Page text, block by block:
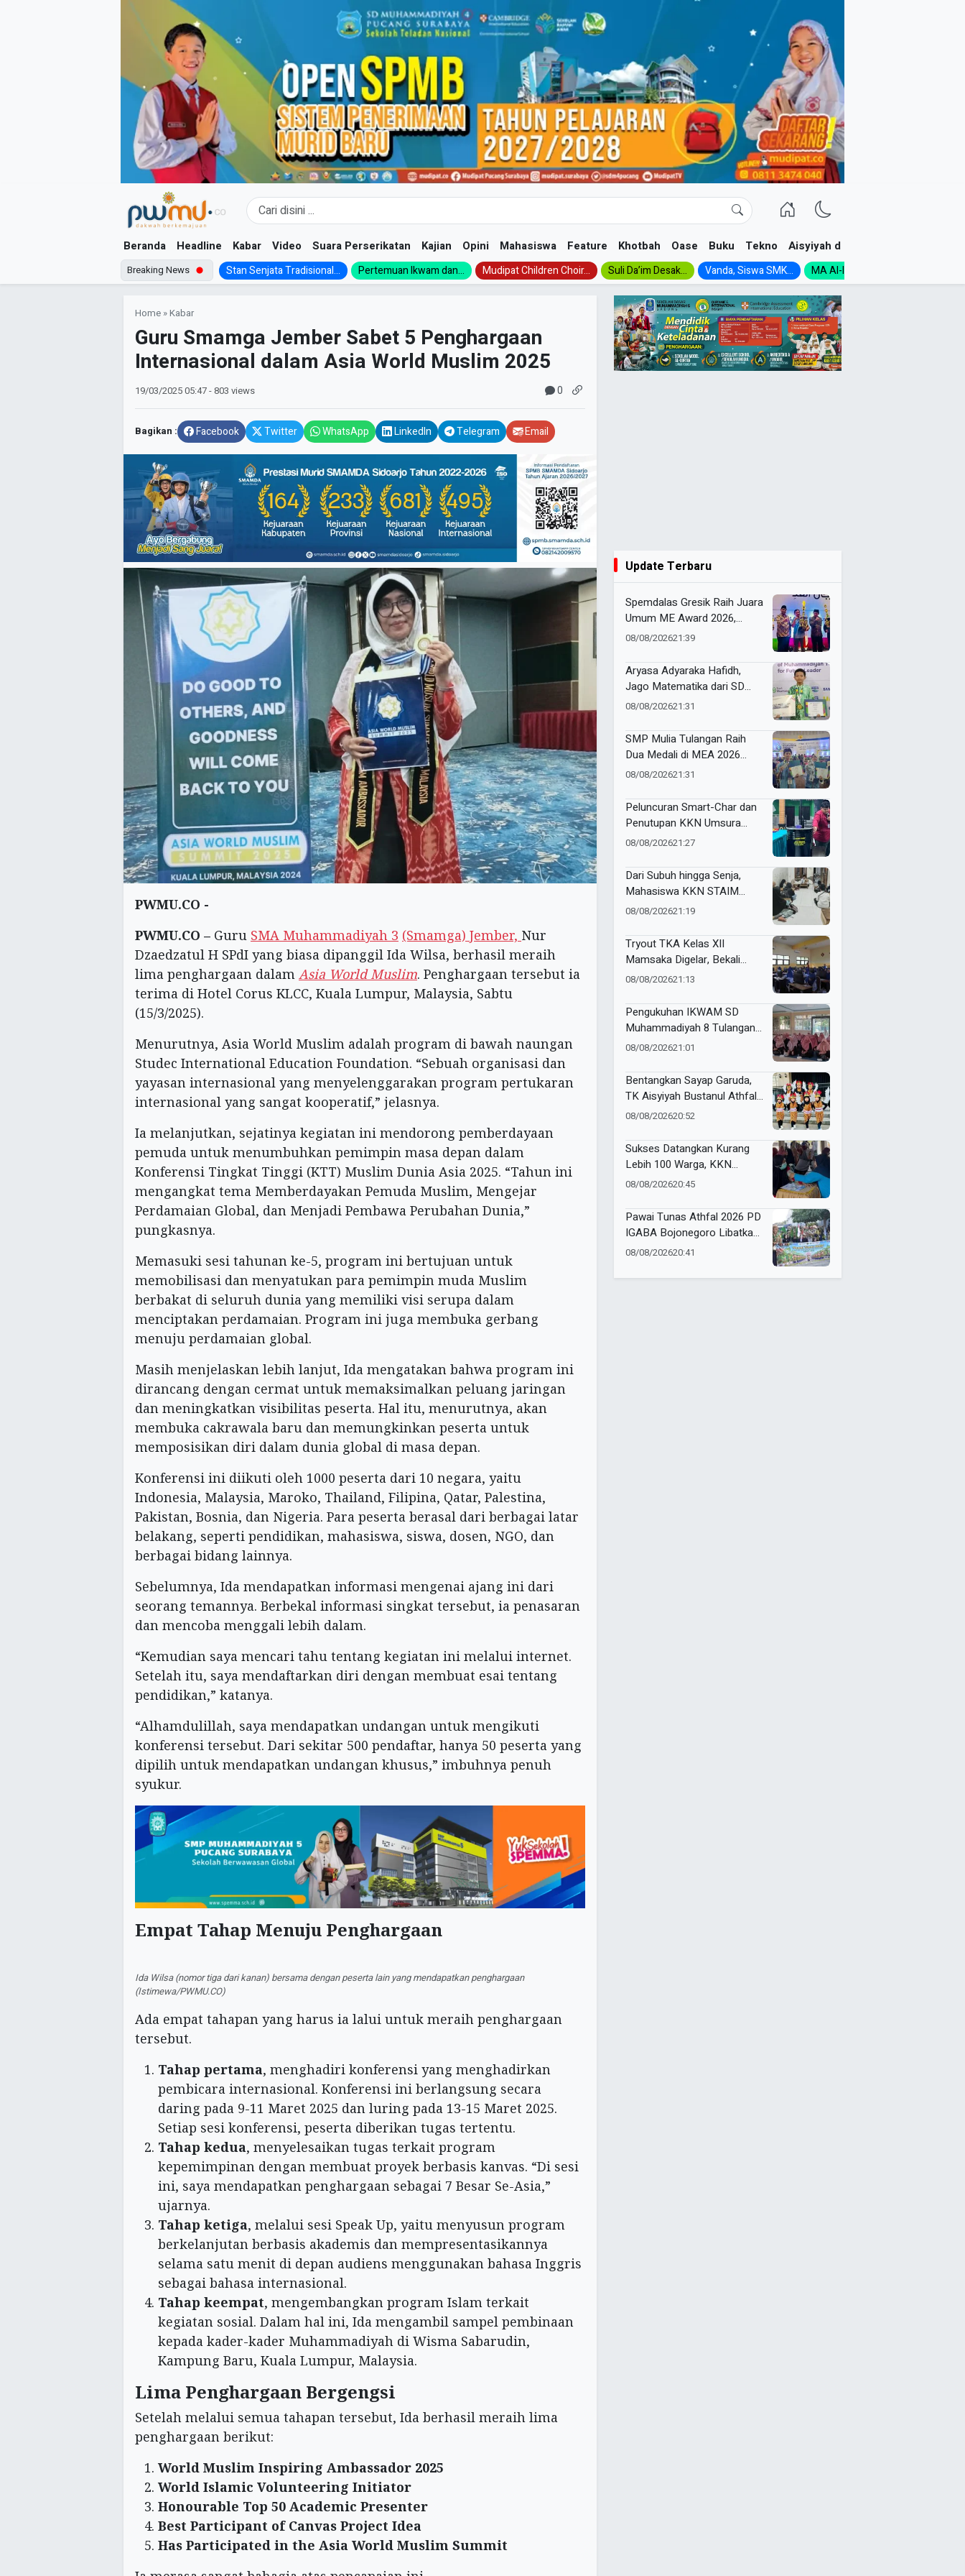
Beranda Headline Kabar Video Suara Perserikatan Kajian Opini Mahasiswa Feature Khotbah Oase Buku Tekno Aisyiyah dan NA
Breaking News Stan Senjata Tradisional... Pertemuan Ikwam dan... Mudipat Children Choir... Suli Da’im Desak... Vanda, Siswa SMK... MA Al-Ishlah Gelar...
Home »Kabar
Guru Smamga Jember Sabet 5 Penghargaan
Internasional dalam Asia World Muslim 2025
19/03/202505:47- 803 views 0
Bagikan : Facebook Twitter WhatsApp LinkedIn Telegram Email
PWMU.CO -
PWMU.CO – Guru SMA Muhammadiyah 3 (Smamga) Jember, Nur
Dzaedzatul H SPdI yang biasa dipanggil Ida Wilsa, berhasil meraih
lima penghargaan dalam Asia World Muslim. Penghargaan tersebut ia
terima di Hotel Corus KLCC, Kuala Lumpur, Malaysia, Sabtu
(15/3/2025).
Menurutnya, Asia World Muslim adalah program di bawah naungan
Studec International Education Foundation. “Sebuah organisasi dan
yayasan internasional yang menyelenggarakan program pertukaran
internasional yang sangat kooperatif,” jelasnya.
Ia melanjutkan, sejatinya kegiatan ini mendorong pemberdayaan
pemuda untuk menumbuhkan pemimpin masa depan dalam
Konferensi Tingkat Tinggi (KTT) Muslim Dunia Asia 2025. “Tahun ini
mengangkat tema Memberdayakan Pemuda Muslim, Mengejar
Perdamaian Global, dan Menjadi Pembawa Perubahan Dunia,”
pungkasnya.
Memasuki sesi tahunan ke-5, program ini bertujuan untuk
memobilisasi dan menyatukan para pemimpin muda Muslim
berbakat di seluruh dunia yang memiliki visi serupa dalam
menciptakan perdamaian. Program ini juga membuka gerbang
menuju perdamaian global.
Masih menjelaskan lebih lanjut, Ida mengatakan bahwa program ini
dirancang dengan cermat untuk memaksimalkan peluang jaringan
dan meningkatkan visibilitas peserta. Hal itu, menurutnya, akan
membuka cakrawala baru dan memungkinkan peserta untuk
memposisikan diri dalam dunia global di masa depan.
Konferensi ini diikuti oleh 1000 peserta dari 10 negara, yaitu
Indonesia, Malaysia, Maroko, Thailand, Filipina, Qatar, Palestina,
Pakistan, Bosnia, dan Nigeria. Para peserta berasal dari berbagai latar
belakang, seperti pendidikan, mahasiswa, siswa, dosen, NGO, dan
berbagai bidang lainnya.
Sebelumnya, Ida mendapatkan informasi mengenai ajang ini dari
seorang temannya. Berbekal informasi singkat tersebut, ia penasaran
dan mencoba menggali lebih dalam.
“Kemudian saya mencari tahu tentang kegiatan ini melalui internet.
Setelah itu, saya mendaftarkan diri dengan membuat esai tentang
pendidikan,” katanya.
“Alhamdulillah, saya mendapatkan undangan untuk mengikuti
konferensi tersebut. Dari sekitar 500 pendaftar, hanya 50 peserta yang
dipilih untuk mendapatkan undangan khusus,” imbuhnya penuh
syukur.
Empat Tahap Menuju Penghargaan
Ida Wilsa (nomor tiga dari kanan) bersama dengan peserta lain yang mendapatkan penghargaan
(Istimewa/PWMU.CO)
Ada empat tahapan yang harus ia lalui untuk meraih penghargaan
tersebut.
Tahap pertama, menghadiri konferensi yang menghadirkan
pembicara internasional. Konferensi ini berlangsung secara
daring pada 9-11 Maret 2025 dan luring pada 13-15 Maret 2025.
Setiap sesi konferensi, peserta diberikan tugas tertentu.
Tahap kedua, menyelesaikan tugas terkait program
kepemimpinan dengan membuat proyek berbasis kanvas. “Di sesi
ini, saya mendapatkan penghargaan sebagai 7 Besar Se-Asia,”
ujarnya.
Tahap ketiga, melalui sesi Speak Up, yaitu menyusun program
berkelanjutan berbasis akademis dan mempresentasikannya
selama satu menit di depan audiens menggunakan bahasa Inggris
sebagai bahasa internasional.
Tahap keempat, mengembangkan program Islam terkait
kegiatan sosial. Dalam hal ini, Ida mengambil sampel pembinaan
kepada kader-kader Muhammadiyah di Wisma Sabarudin,
Kampung Baru, Kuala Lumpur, Malaysia.
Lima Penghargaan Bergengsi
Setelah melalui semua tahapan tersebut, Ida berhasil meraih lima
penghargaan berikut:
World Muslim Inspiring Ambassador 2025
World Islamic Volunteering Initiator
Honourable Top 50 Academic Presenter
Best Participant of Canvas Project Idea
Has Participated in the Asia World Muslim Summit
Update Terbaru
Spemdalas Gresik Raih Juara
Umum ME Award 2026,
Borong 19 Medali
08/08/202621:39
Aryasa Adyaraka Hafidh,
Jago Matematika dari SD
Mumtaz, Raih Emas di ME
08/08/202621:31
SMP Mulia Tulangan Raih
Dua Medali di MEA 2026
UMM Malang, Bukti
Berwawasan Global
08/08/202621:31
Peluncuran Smart-Char dan
Penutupan KKN Umsura
Kelompok 22 di Desa
08/08/202621:27
Dari Subuh hingga Senja,
Mahasiswa KKN STAIM
Paciran Dampingi Santri
Tamanprijek
08/08/202621:19
Tryout TKA Kelas XII
Mamsaka Digelar, Bekali
Siswa Hadapi Ujian
08/08/202621:13
Pengukuhan IKWAM SD
Muhammadiyah 8 Tulangan
Periode 2026–2027:
Sekolah Hebat yang Islami,
Unggul, dan Berkemajuan
08/08/202621:01
Bentangkan Sayap Garuda,
TK Aisyiyah Bustanul Athfal
49 Griya Kencana Driyorejo
Budaya di Kecamatan
Driyorejo
08/08/202620:52
Sukses Datangkan Kurang
Lebih 100 Warga, KKN
STAIM Karangasem dan RS
Gratis di Gampangsejati
08/08/202620:45
Pawai Tunas Athfal 2026 PD
IGABA Bojonegoro Libatkan
3.000 Peserta
08/08/202620:41